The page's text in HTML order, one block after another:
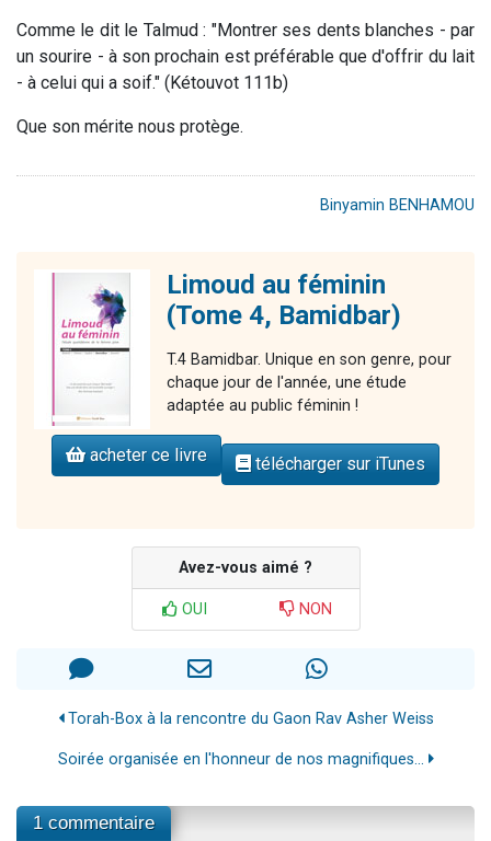
Comme le dit le Talmud : "Montrer ses dents blanches - par
un sourire - à son prochain est préférable que d'offrir du lait
- à celui qui a soif." (Kétouvot 111b)
Que son mérite nous protège.
Binyamin BENHAMOU
Limoud au féminin
(Tome 4, Bamidbar)
T.4 Bamidbar. Unique en son genre, pour
chaque jour de l'année, une étude
adaptée au public féminin !
acheter ce livre télécharger sur iTunes
Avez-vous aimé ?
OUI NON
Torah-Box à la rencontre du Gaon Rav Asher Weiss
Soirée organisée en l'honneur de nos magnifiques...
1 commentaire